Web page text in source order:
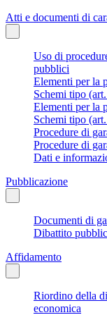
Atti e documenti di
Uso di
pubblici
Elementi per la
Schemi tipo
Elementi per la
Schemi tipo
Procedure di
Procedure di
Dati e
Pubblicazione
Documenti di
Dibattito
Affidamento
Riordino della
economica